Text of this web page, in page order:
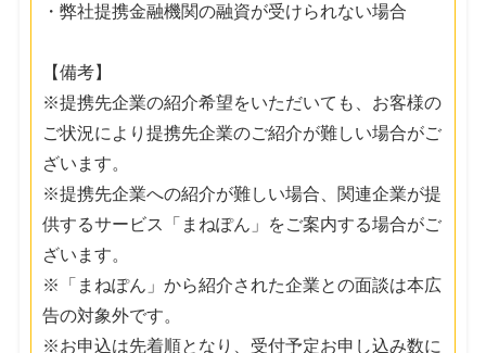
・弊社提携金融機関の融資が受けられない場合
【備考】
※提携先企業の紹介希望をいただいても、お客様の
ご状況により提携先企業のご紹介が難しい場合がご
ざいます。
※提携先企業への紹介が難しい場合、関連企業が提
供するサービス「まねぽん」をご案内する場合がご
ざいます。
※「まねぽん」から紹介された企業との面談は本広
告の対象外です。
※お申込は先着順となり、受付予定お申し込み数に